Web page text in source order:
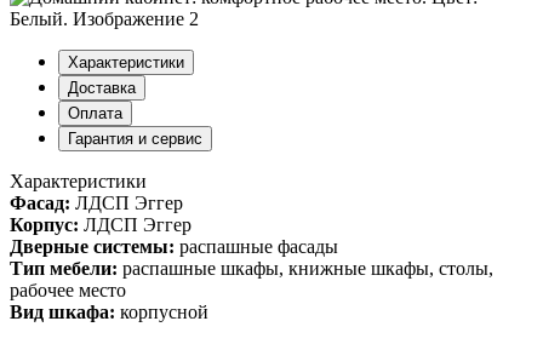
Характеристики
Доставка
Оплата
Гарантия и сервис
Характеристики
Фасад: ЛДСП Эггер
Корпус: ЛДСП Эггер
Дверные системы: распашные фасады
Тип мебели: распашные шкафы, книжные шкафы, столы,
рабочее место
Вид шкафа: корпусной